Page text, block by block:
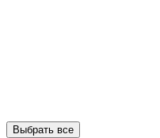
Выбрать все